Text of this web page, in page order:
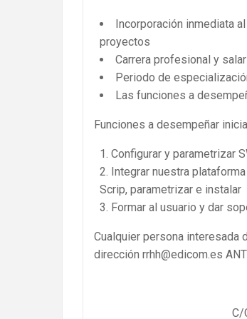
Incorporación inmediata
proyectos
Carrera profesional y
Periodo de
Las funciones a
Funciones a desempeñar
Configurar y parametrizar
Integrar nuestra
Scrip, parametrizar e instalar
Formar al usuario y dar
Cualquier persona interesada
dirección rrhh@edicom.es
C/